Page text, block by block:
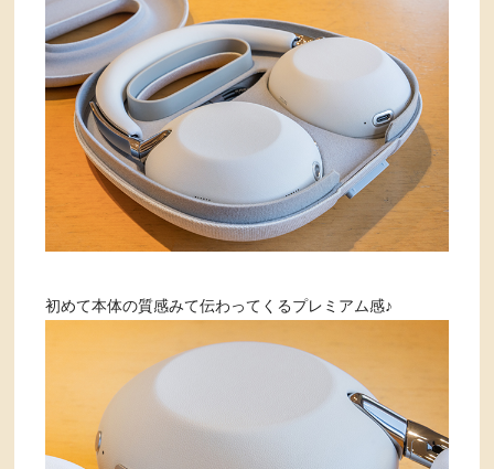
初めて本体の質感みて伝わってくるプレミアム感♪